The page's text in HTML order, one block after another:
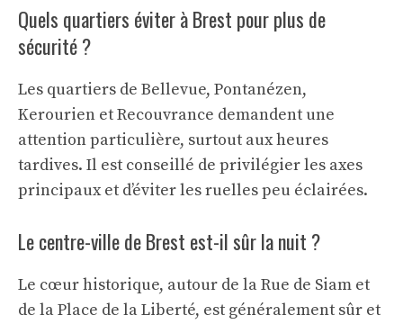
Quels quartiers éviter à Brest pour plus de
sécurité ?
Les quartiers de Bellevue, Pontanézen,
Kerourien et Recouvrance demandent une
attention particulière, surtout aux heures
tardives. Il est conseillé de privilégier les axes
principaux et d’éviter les ruelles peu éclairées.
Le centre-ville de Brest est-il sûr la nuit ?
Le cœur historique, autour de la Rue de Siam et
de la Place de la Liberté, est généralement sûr et